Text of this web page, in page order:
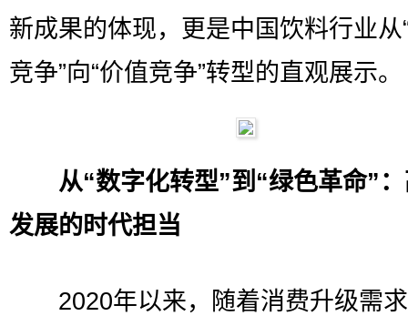
新成果的体现，更是中国饮料行业从
竞争”向“价值竞争”转型的直观展示。
从“数字化转型”到“绿色革命”
发展的时代担当
2020年以来，随着消费升级需